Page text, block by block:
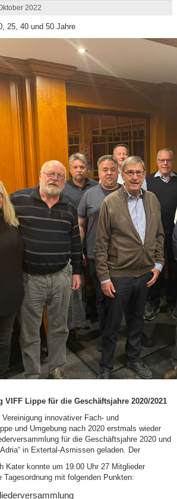
2022
25, 40 und 50 Jahre
Lippe für die Geschäftsjahre 2020/2021
innovativer Fach- und
und Umgebung nach 2020 erstmals wieder
für die Geschäftsjahre 2020 und
in Extertal-Asmissen geladen. Der
Kater konnte um 19:00 Uhr 27 Mitglieder
Tagesordnung mit folgenden Punkten: